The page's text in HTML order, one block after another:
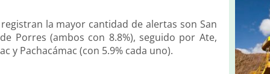
la mayor cantidad de alertas son San
Porres (ambos con 8.8%), seguido por Ate,
y Pachacámac (con 5.9% cada uno).